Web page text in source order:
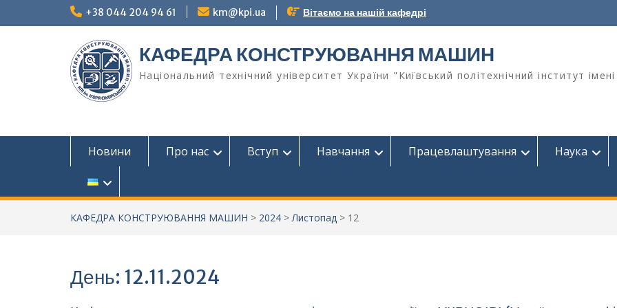
+38 044 204 94 61 km@kpi.ua Вітаємо на нашій кафедрі
КАФЕДРА КОНСТРУЮВАННЯ МАШИН
Національний технічний університет України "Київський політехнічний інститут
Новини Про нас Вступ Навчання Працевлаштування Наука
КАФЕДРА КОНСТРУЮВАННЯ МАШИН > 2024 >Листопад > 12
День: 12.11.2024